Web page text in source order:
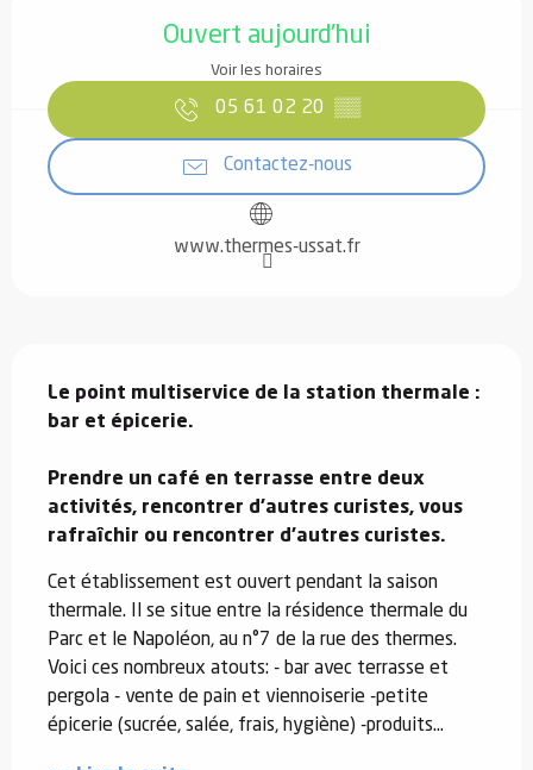
Ouvert aujourd'hui
Voir les horaires
05 61 02 20 ▒▒
Contactez-nous
www.thermes-ussat.fr
Le point multiservice de la station thermale :
bar et épicerie.
Prendre un café en terrasse entre deux
activités, rencontrer d'autres curistes, vous
rafraîchir ou rencontrer d'autres curistes.
Cet établissement est ouvert pendant la saison
thermale. Il se situe entre la résidence thermale du
Parc et le Napoléon, au n°7 de la rue des thermes.
Voici ces nombreux atouts: - bar avec terrasse et
pergola - vente de pain et viennoiserie -petite
épicerie (sucrée, salée, frais, hygiène) -produits...